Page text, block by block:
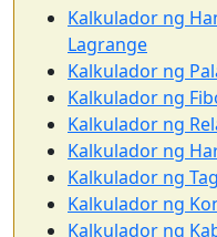
Kalkulador ng
Lagrange
Kalkulador ng
Kalkulador ng
Kalkulador ng
Kalkulador ng
Kalkulador ng
Kalkulador ng
Kalkulador ng